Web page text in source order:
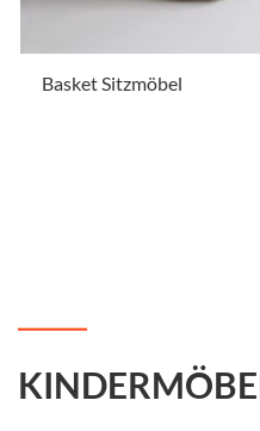
Basket Sitzmöbel